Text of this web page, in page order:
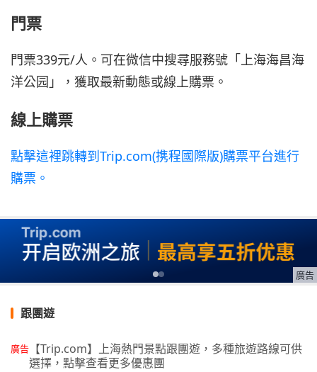
門票
門票339元/人。可在微信中搜尋服務號「上海海昌海
洋公园」，獲取最新動態或線上購票。
線上購票
點擊這裡跳轉到Trip.com(携程國際版)購票平台進行
購票。
廣告
跟團遊
廣告 【Trip.com】上海熱門景點跟團遊，多種旅遊路線可供
選擇，點擊查看更多優惠團